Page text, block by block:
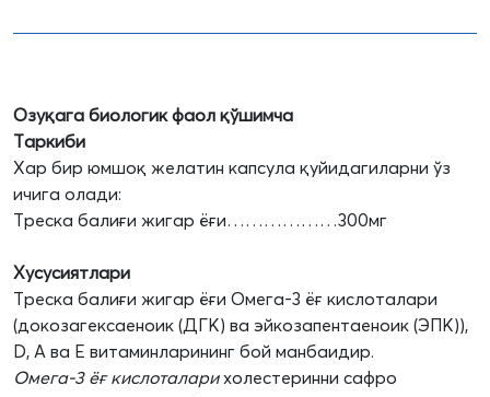
Озуқага биологик фаол қўшимча
Таркиби
Хар бир юмшоқ желатин капсула қуйидагиларни ўз
ичига олади:
Треска балиғи жигар ёғи………………300мг
Хусусиятлари
Треска балиғи жигар ёғи Омега-3 ёғ кислоталари
(докозагексаеноик (ДГК) ва эйкозапентаеноик (ЭПК)),
D, А ва Е витаминларининг бой манбаидир.
Омега-3 ёғ кислоталарихолестеринни сафро